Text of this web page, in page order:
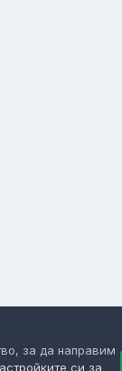
за да направим
си за